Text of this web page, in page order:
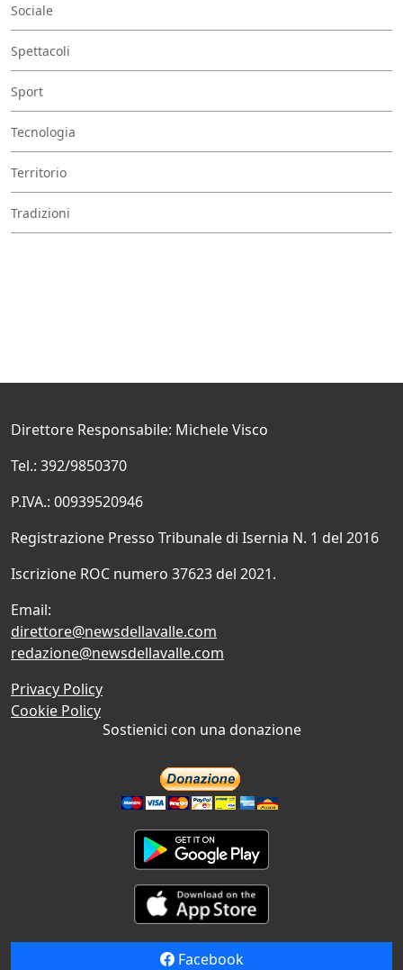
Sociale
Spettacoli
Sport
Tecnologia
Territorio
Tradizioni
Direttore Responsabile: Michele Visco
Tel.: 392/9850370
P.IVA.: 00939520946
Registrazione Presso Tribunale di Isernia N. 1 del 2016
Iscrizione ROC numero 37623 del 2021.
Email:
direttore@newsdellavalle.com
redazione@newsdellavalle.com
Privacy Policy
Cookie Policy
Sostienici con una donazione
Facebook